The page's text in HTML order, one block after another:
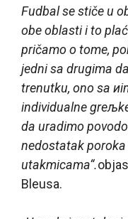
Fudbal se stiče u
obe oblasti i to
pričamo o tome,
jedni sa drugima
trenutku, ono sa
individualne
da uradimo
nedostatak
utakmicama“.
Bleusa.